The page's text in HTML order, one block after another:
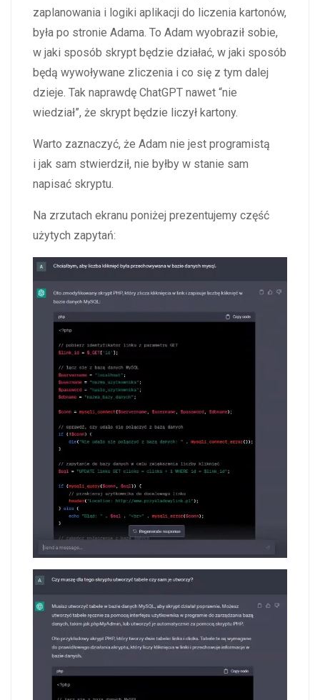
zaplanowania i logiki aplikacji do liczenia kartonów,
była po stronie Adama. To Adam wyobraził sobie,
w jaki sposób skrypt będzie działać, w jaki sposób
będą wywoływane zliczenia i co się z tym dalej
dzieje. Tak naprawdę ChatGPT nawet “nie
wiedział”, że skrypt będzie liczył kartony.
Warto zaznaczyć, że Adam nie jest programistą
i jak sam stwierdził, nie byłby w stanie sam
napisać skryptu.
Na zrzutach ekranu poniżej prezentujemy część
użytych zapytań: